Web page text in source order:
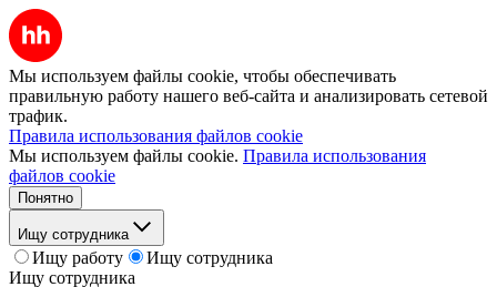
Мы используем файлы cookie, чтобы обеспечивать
правильную работу нашего веб-сайта и анализировать сетевой
трафик.
Правила использования файлов cookie
Мы используем файлы cookie. Правила использования
файлов cookie
Понятно
Ищу сотрудника
Ищу работу
Ищу сотрудника
Ищу сотрудника